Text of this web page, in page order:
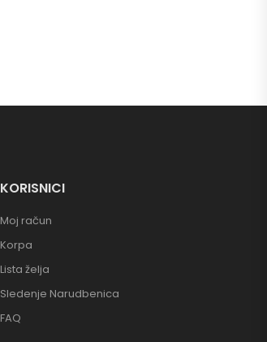
KORISNICI
Moj račun
Korpa
Lista želja
Sledenje Narudbenica
FAQ